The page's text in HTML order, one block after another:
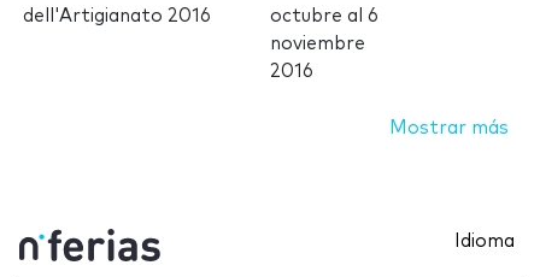
dell'Artigianato 2016
octubre al6
noviembre
2016
Mostrar más
Idioma